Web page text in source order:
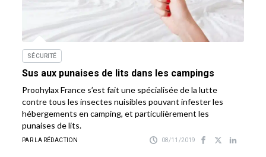
SÉCURITÉ
Sus aux punaises de lits dans les campings
Proohylax France s’est fait une spécialisée de la lutte
contre tous les insectes nuisibles pouvant infester les
hébergements en camping, et particulièrement les
punaises de lits.
PAR LA RÉDACTION 08/11/2019